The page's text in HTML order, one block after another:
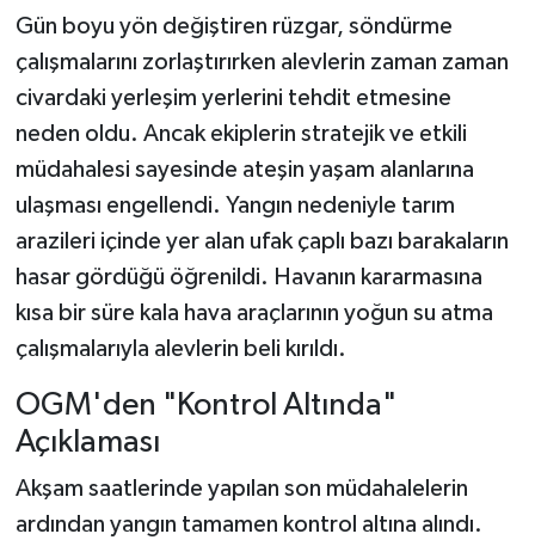
Gün boyu yön değiştiren rüzgar, söndürme
çalışmalarını zorlaştırırken alevlerin zaman zaman
civardaki yerleşim yerlerini tehdit etmesine
neden oldu. Ancak ekiplerin stratejik ve etkili
müdahalesi sayesinde ateşin yaşam alanlarına
ulaşması engellendi. Yangın nedeniyle tarım
arazileri içinde yer alan ufak çaplı bazı barakaların
hasar gördüğü öğrenildi. Havanın kararmasına
kısa bir süre kala hava araçlarının yoğun su atma
çalışmalarıyla alevlerin beli kırıldı.
OGM'den "Kontrol Altında"
Açıklaması
Akşam saatlerinde yapılan son müdahalelerin
ardından yangın tamamen kontrol altına alındı.